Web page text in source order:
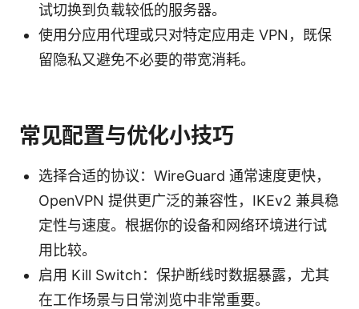
试切换到负载较低的服务器。
使用分应用代理或只对特定应用走 VPN，既保
留隐私又避免不必要的带宽消耗。
常见配置与优化小技巧
选择合适的协议：WireGuard 通常速度更快，
OpenVPN 提供更广泛的兼容性，IKEv2 兼具稳
定性与速度。根据你的设备和网络环境进行试
用比较。
启用 Kill Switch：保护断线时数据暴露，尤其
在工作场景与日常浏览中非常重要。